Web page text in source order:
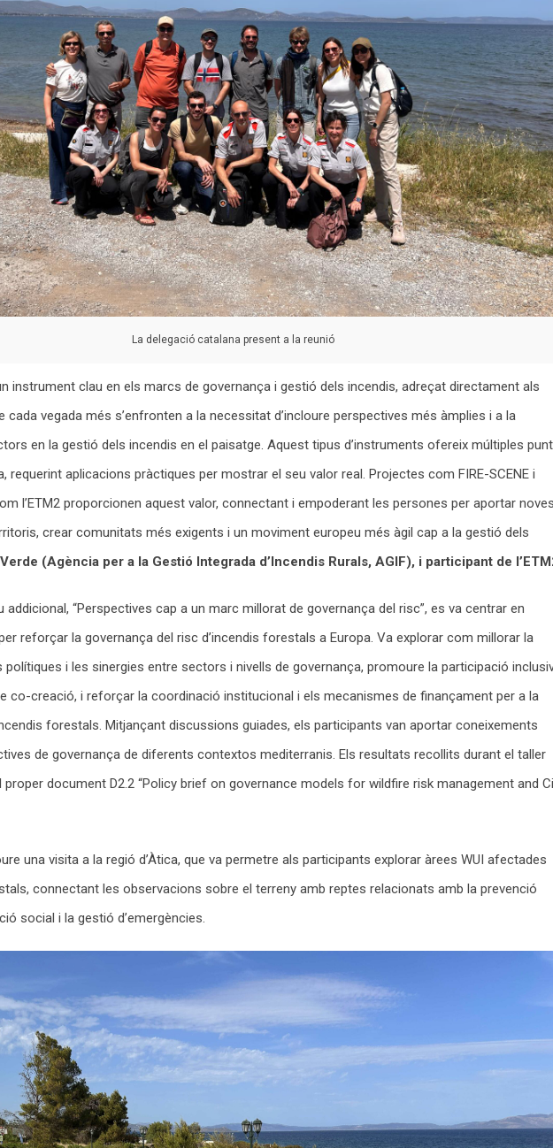
La delegació catalana present a la reunió
instrument clau en els marcs de governança i gestió dels incendis, adreçat directament als
cada vegada més s’enfronten a la necessitat d’incloure perspectives més àmplies i a la
en la gestió dels incendis en el paisatge. Aquest tipus d’instruments ofereix múltiples
requerint aplicacions pràctiques per mostrar el seu valor real. Projectes com FIRE-SCENE i
l’ETM2 proporcionen aquest valor, connectant i empoderant les persones per aportar
crear comunitats més exigents i un moviment europeu més àgil cap a la gestió dels
(Agència per a la Gestió Integrada d’Incendis Rurals, AGIF), i participant de
addicional, “Perspectives cap a un marc millorat de governança del risc”, es va centrar en
reforçar la governança del risc d’incendis forestals a Europa. Va explorar com millorar la
polítiques i les sinergies entre sectors i nivells de governança, promoure la participació
co-creació, i reforçar la coordinació institucional i els mecanismes de finançament per a la
forestals. Mitjançant discussions guiades, els participants van aportar coneixements
de governança de diferents contextos mediterranis. Els resultats recollits durant el taller
document D2.2 “Policy brief on governance models for wildfire risk management and
una visita a la regió d’Àtica, que va permetre als participants explorar àrees WUI afectades
connectant les observacions sobre el terreny amb reptes relacionats amb la prevenció
social i la gestió d’emergències.